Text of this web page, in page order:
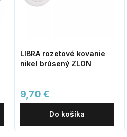
LIBRA rozetové kovanie
nikel brúsený ZLON
9,70 €
Do košíka